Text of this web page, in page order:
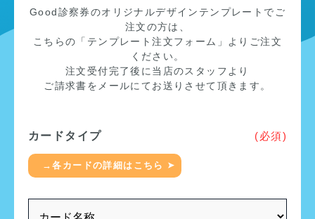
Good診察券のオリジナルデザインテンプレートでご
注文の方は、
こちらの「テンプレート注文フォーム」よりご注文
ください。
注文受付完了後に当店のスタッフより
ご請求書をメールにてお送りさせて頂きます。
カードタイプ (必須)
→各カードの詳細はこちら